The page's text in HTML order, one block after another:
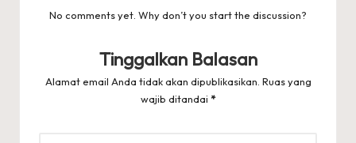
No comments yet. Why don’t you start the discussion?
Tinggalkan Balasan
Alamat email Anda tidak akan dipublikasikan. Ruas yang
wajib ditandai *